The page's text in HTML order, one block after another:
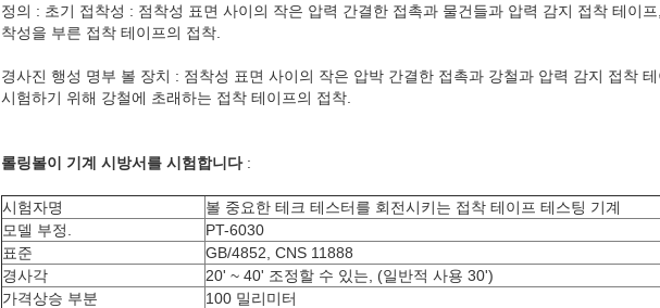
정의 : 초기 접착성 : 점착성 표면 사이의 작은 압력 간결한 접촉과 물건들과 압력 감지 접착 테이
착성을 부른 접착 테이프의 접착.
경사진 행성 명부 볼 장치 : 점착성 표면 사이의 작은 압박 간결한 접촉과 강철과 압력 감지 접착
시험하기 위해 강철에 초래하는 접착 테이프의 접착.
롤링볼이 기계 시방서를 시험합니다:
시험자명
볼 중요한 테크 테스터를 회전시키는 접착 테이프 테스팅 기계
모델 부정.
PT-6030
표준
GB/4852, CNS 11888
경사각
20' ~ 40' 조정할 수 있는, (일반적 사용 30')
가격상승 부분
100 밀리미터